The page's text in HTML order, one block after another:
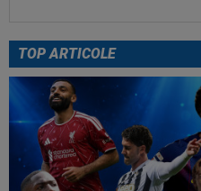
A anunțat că prietena
10:36
Pe loc! Jose
ce a văzut ce a decis Vinicius...
10:36 EXCLUSIV
Gigi
l-a schimbat la pauza meciului
10:19 FOTO
Nicolae
TOP ARTICOLE